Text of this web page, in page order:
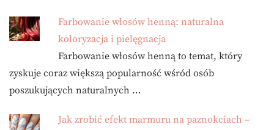
Farbowanie włosów henną: naturalna
koloryzacja i pielęgnacja
Farbowanie włosów henną to temat, który
zyskuje coraz większą popularność wśród osób
poszukujących naturalnych …
Jak zrobić efekt marmuru na paznokciach –